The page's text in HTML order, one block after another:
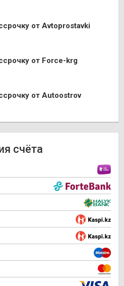
от Avtoprostavki
от Force-krg
от Autoostrov
счёта